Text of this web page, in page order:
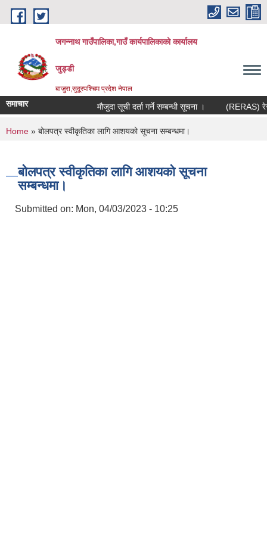
Skip to main content
जगन्नाथ गाउँपालिका,गाउँ कार्यपालिकाको कार्यालय
जुड्डी
बाजुरा,सुदूरपश्चिम प्रदेश नेपाल
समाचार मौजुदा सूची दर्ता गर्ने सम्बन्धी सूचना । (RERAS)
You are here
Home » बोलपत्र स्वीकृतिका लागि आशयको सूचना सम्बन्धमा।
बोलपत्र स्वीकृतिका लागि आशयको सूचना
सम्बन्धमा।
Submitted on: Mon, 04/03/2023 - 10:25